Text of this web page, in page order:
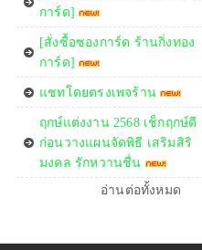
การ์ด]
[สั่งซื้อซองการ์ด ร้านกิ่งทอง
การ์ด]
แชทโดยตรงเพจร้าน
ฤกษ์แต่งงาน 2568 เช็กฤกษ์ดี
ก่อนวางแผนจัดพิธี เสริมสิริ
มงคล รักหวานชื่น
อ่านต่อทั้งหมด